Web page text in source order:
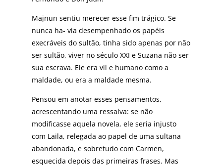
Majnun sentiu merecer esse fim trágico. Se
nunca ha- via desempenhado os papéis
execráveis do sultão, tinha sido apenas por não
ser sultão, viver no século XXI e Suzana não ser
sua escrava. Ele era vil e humano como a
maldade, ou era a maldade mesma.
Pensou em anotar esses pensamentos,
acrescentando uma ressalva: se não
modificasse aquela novela, ele seria injusto
com Laila, relegada ao papel de uma sultana
abandonada, e sobretudo com Carmen,
esquecida depois das primeiras frases. Mas